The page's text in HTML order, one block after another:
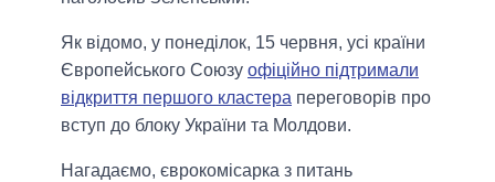
Як відомо, у понеділок, 15 червня, усі країни
Європейського Союзу офіційно підтримали
відкриття першого кластера переговорів про
вступ до блоку України та Молдови.
Нагадаємо, єврокомісарка з питань